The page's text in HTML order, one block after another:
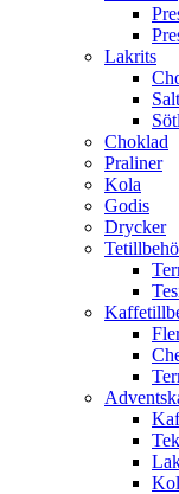
Lakrits
Choklad
Praliner
Kola
Godis
Drycker